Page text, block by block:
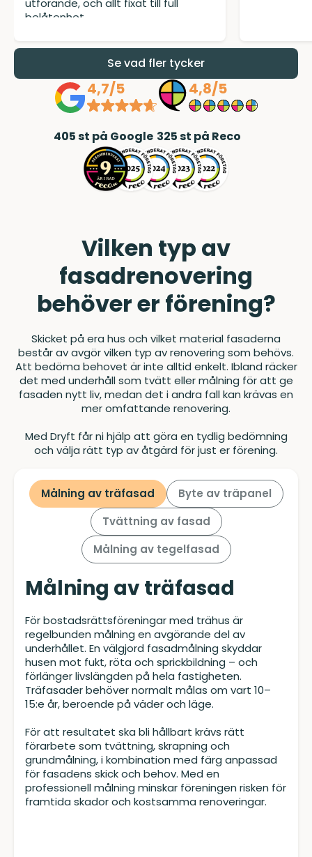
utförande, och allt fixat till full
belåtenhet.
Se vad fler tycker
4,7/5
405st på Google
4,8/5
325st på Reco
Vilken typ av
fasadrenovering
behöver er förening?
Skicket på era hus och vilket material fasaderna
består av avgör vilken typ av renovering som behövs.
Att bedöma behovet är inte alltid enkelt. Ibland räcker
det med underhåll som tvätt eller målning för att ge
fasaden nytt liv, medan det i andra fall kan krävas en
mer omfattande renovering.
Med Dryft får ni hjälp att göra en tydlig bedömning
och välja rätt typ av åtgärd för just er förening.
Målning av träfasad
Byte av träpanel
Tvättning av fasad
Målning av tegelfasad
Målning av träfasad
För bostadsrättsföreningar med trähus är
regelbunden målning en avgörande del av
underhållet. En välgjord fasadmålning skyddar
husen mot fukt, röta och sprickbildning – och
förlänger livslängden på hela fastigheten.
Träfasader behöver normalt målas om vart 10–
15:e år, beroende på väder och läge.
För att resultatet ska bli hållbart krävs rätt
förarbete som tvättning, skrapning och
grundmålning, i kombination med färg anpassad
för fasadens skick och behov. Med en
professionell målning minskar föreningen risken för
framtida skador och kostsamma renoveringar.